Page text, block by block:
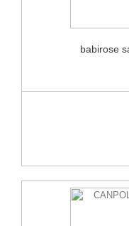
babirose